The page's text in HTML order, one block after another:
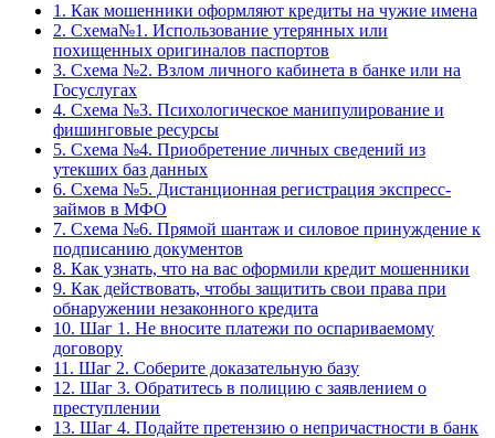
1. Как мошенники оформляют кредиты на чужие имена
2. Схема№1. Использование утерянных или
похищенных оригиналов паспортов
3. Схема №2. Взлом личного кабинета в банке или на
Госуслугах
4. Схема №3. Психологическое манипулирование и
фишинговые ресурсы
5. Схема №4. Приобретение личных сведений из
утекших баз данных
6. Схема №5. Дистанционная регистрация экспресс-
займов в МФО
7. Схема №6. Прямой шантаж и силовое принуждение к
подписанию документов
8. Как узнать, что на вас оформили кредит мошенники
9. Как действовать, чтобы защитить свои права при
обнаружении незаконного кредита
10. Шаг 1. Не вносите платежи по оспариваемому
договору
11. Шаг 2. Соберите доказательную базу
12. Шаг 3. Обратитесь в полицию с заявлением о
преступлении
13. Шаг 4. Подайте претензию о непричастности в банк